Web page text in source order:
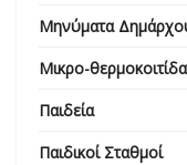
Μηνύματα
Μικρο-θερμοκοιτίδα
Παιδεία
Παιδικοί Σταθμοί